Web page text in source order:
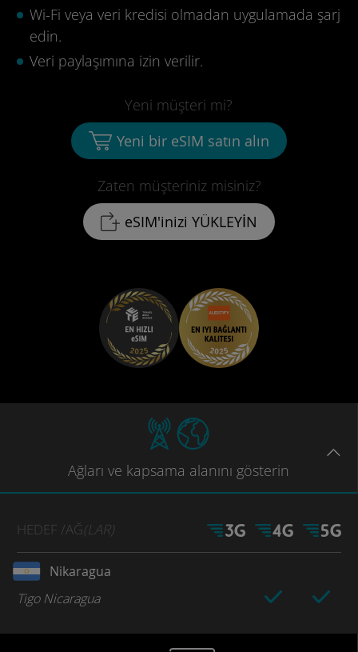
Wi-Fi veya veri kredisi olmadan uygulamada şarj
edin.
Veri paylaşımına izin verilir.
Zaten müşteriniz misiniz?
eSIM'inizi YÜKLEYİN
Yeni müşteri mi?
Yeni bir eSIM satın alın
Ağları ve kapsama alanını gösterin
HEDEF /AĞ(LAR)
Nikaragua
Tigo Nicaragua